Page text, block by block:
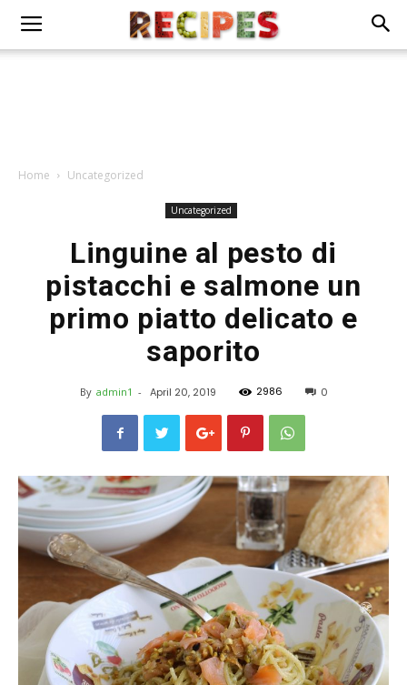
Home Uncategorized
Uncategorized
Linguine al pesto di
pistacchi e salmone un
primo piatto delicato e
saporito
By admin1 - April 20, 2019 2986 0